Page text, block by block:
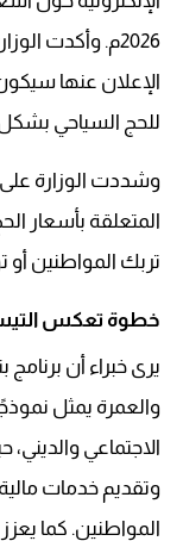
2026م. وأكدت
الإعلان عنها
للحج السياحي
وشددت الوزارة على
المتعلقة بأسعار
تربك المواطنين أو
خطوة تعكس
يرى خبراء أن
والعمرة يمثل
الاجتماعي والديني،
وتقديم خدمات
المواطنين. كما